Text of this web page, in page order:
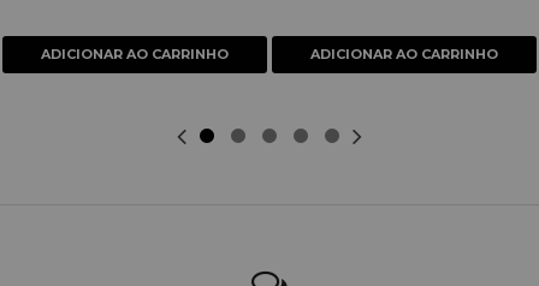
ADICIONAR AO CARRINHO ADICIONAR AO CARRINHO